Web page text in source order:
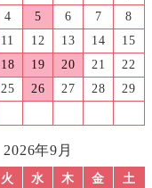
4 5 6 7
8
11 12 13 14
15
18 19 20 21
22
25 26 27 28
29
2026年9月
火 水 木 金
土